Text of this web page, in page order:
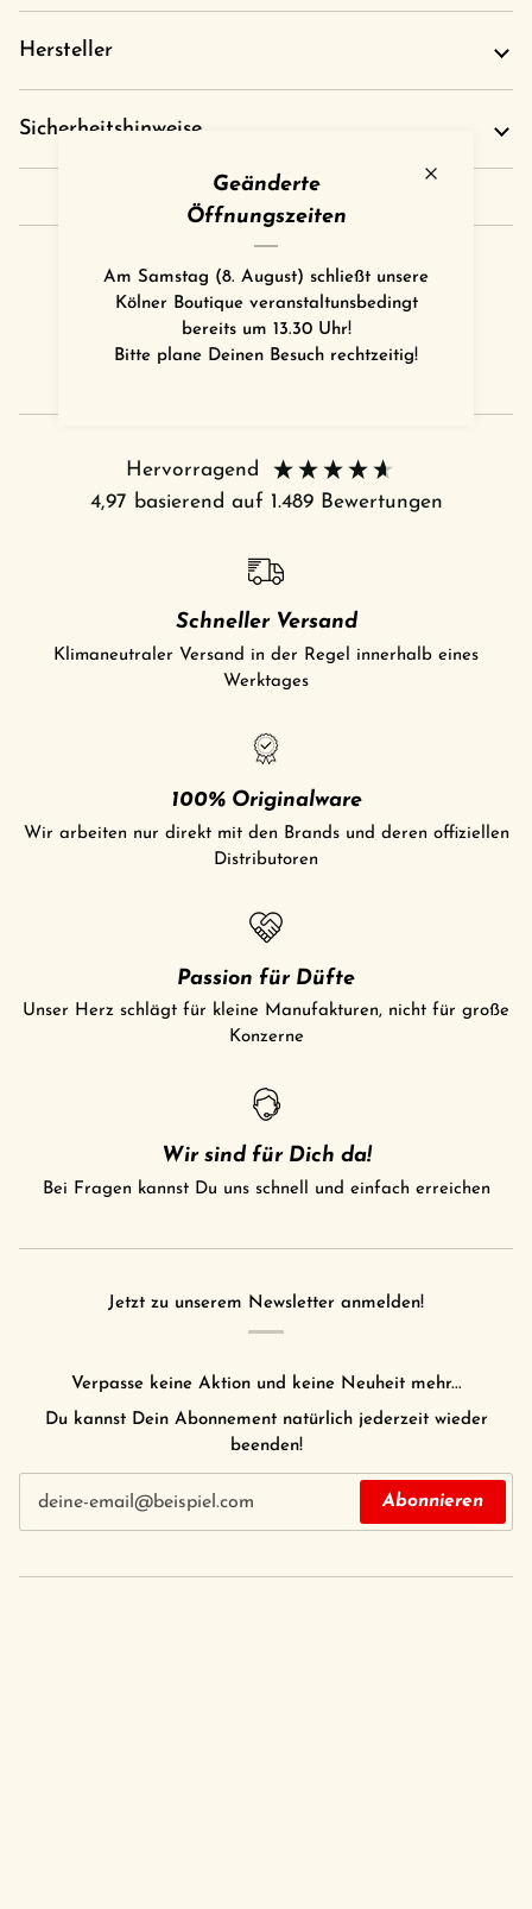
Geänderte
Öffnungszeiten
Am Samstag (8. August) schließt unsere
Kölner Boutique veranstaltunsbedingt
bereits um 13.30 Uhr!
Bitte plane Deinen Besuch rechtzeitig!
Hersteller
Sicherheitshinweise
Hervorragend
4,97 basierend auf 1.489Bewertungen
Schneller Versand
Klimaneutraler Versand in der Regel innerhalb eines
Werktages
100% Originalware
Wir arbeiten nur direkt mit den Brands und deren offiziellen
Distributoren
Passion für Düfte
Unser Herz schlägt für kleine Manufakturen, nicht für große
Konzerne
Wir sind für Dich da!
Bei Fragen kannst Du uns schnell und einfach erreichen
Jetzt zu unserem Newsletter anmelden!
Verpasse keine Aktion und keine Neuheit mehr...
Du kannst Dein Abonnement natürlich jederzeit wieder
beenden!
Abonnieren